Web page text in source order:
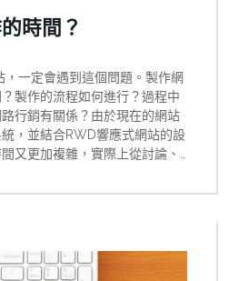
時間？
一定會遇到這個問題。製作網
製作的流程如何進行？過程中
行銷有關係？由於現在的網站
，並結合RWD響應式網站的設
又更加複雜，實際上從討論、
的階段流程